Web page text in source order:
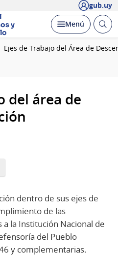
gub.uy
y
Desplegar
Menú Abrir
Ejes de Trabajo del Área de
del área de
dentro de sus ejes de
de las
la Institución Nacional de
del Pueblo
y complementarias.